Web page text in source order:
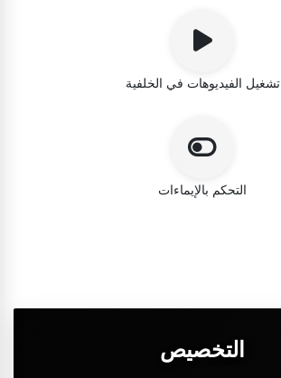
تشغيل الفيديوهات في الخلفية
التحكم بالإيماءات
التخصيص